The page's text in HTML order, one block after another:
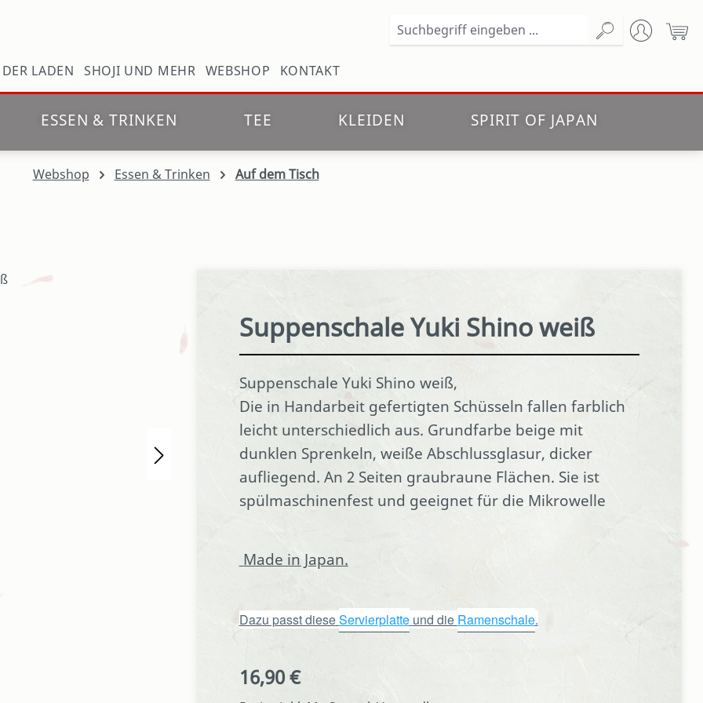
DER LADEN SHOJI UND MEHR WEBSHOP KONTAKT
ESSEN & TRINKEN TEE KLEIDEN SPIRIT OF JAPAN
Webshop Essen & Trinken Auf dem Tisch
Suppenschale Yuki Shino weiß
Suppenschale Yuki Shino weiß,
Die in Handarbeit gefertigten Schüsseln fallen farblich
leicht unterschiedlich aus. Grundfarbe beige mit
dunklen Sprenkeln, weiße Abschlussglasur, dicker
aufliegend. An 2 Seiten graubraune Flächen. Sie ist
spülmaschinenfest und geeignet für die Mikrowelle
Made in Japan.
Dazu passt dieseServierplatte und die Ramenschale.
Regulärer Preis:
16,90 €